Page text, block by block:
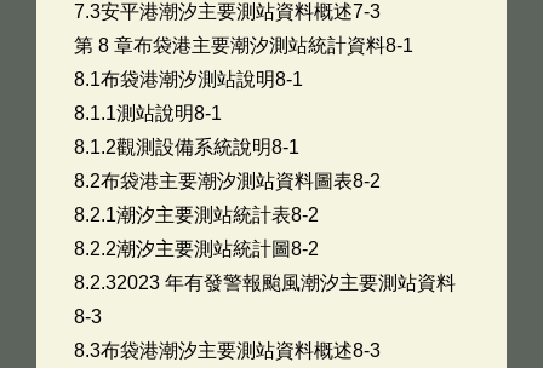
7.3安平港潮汐主要測站資料概述7-3
第 8 章布袋港主要潮汐測站統計資料8-1
8.1布袋港潮汐測站說明8-1
8.1.1測站說明8-1
8.1.2觀測設備系統說明8-1
8.2布袋港主要潮汐測站資料圖表8-2
8.2.1潮汐主要測站統計表8-2
8.2.2潮汐主要測站統計圖8-2
8.2.32023 年有發警報颱風潮汐主要測站資料
8-3
8.3布袋港潮汐主要測站資料概述8-3